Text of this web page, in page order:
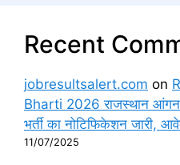
Recent
jobresultsalert.com on
Bharti 2026 राजस्थान
भर्ती का नोटिफिकेशन जारी,
11/07/2025